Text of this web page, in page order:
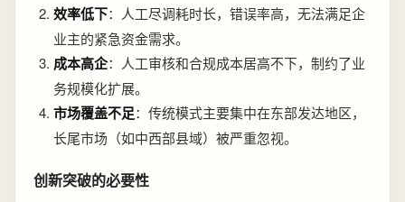
效率低下：人工尽调耗时长，错误率高，无法满足企
业主的紧急资金需求。
成本高企：人工审核和合规成本居高不下，制约了业
务规模化扩展。
市场覆盖不足：传统模式主要集中在东部发达地区，
长尾市场（如中西部县域）被严重忽视。
创新突破的必要性